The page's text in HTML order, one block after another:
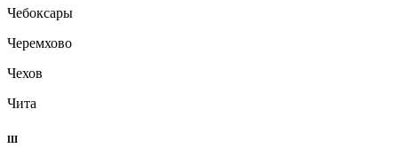
Чебоксары
Черемхово
Чехов
Чита
Ш